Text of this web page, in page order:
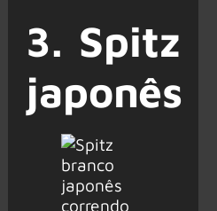
3. Spitz
japonês